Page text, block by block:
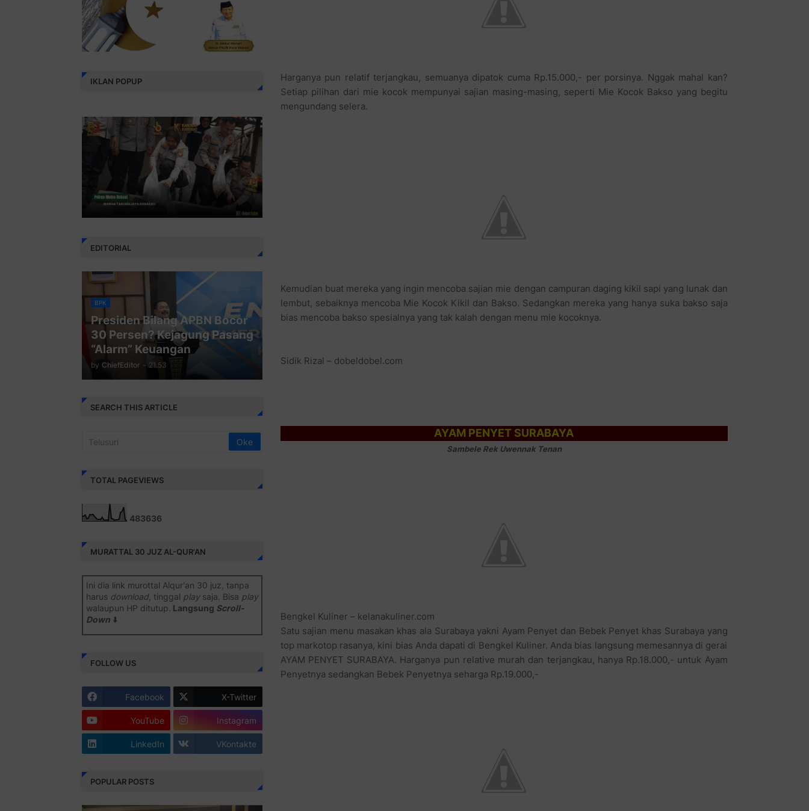
Harganya pun relatif terjangkau, semuanya dipatok cuma Rp.15.000,- per porsinya. Nggak mahal kan?
Setiap pilihan dari mie kocok mempunyai sajian masing-masing, seperti Mie Kocok Bakso yang begitu
mengundang selera.
Kemudian buat mereka yang ingin mencoba sajian mie dengan campuran daging kikil sapi yang lunak dan
lembut, sebaiknya mencoba Mie Kocok Kikil dan Bakso. Sedangkan mereka yang hanya suka bakso saja
bias mencoba bakso spesialnya yang tak kalah dengan menu mie kocoknya.
Sidik Rizal – dobeldobel.com
AYAM PENYET SURABAYA
Sambele Rek Uwennak Tenan
Bengkel Kuliner – kelanakuliner.com
Satu sajian menu masakan khas ala Surabaya yakni Ayam Penyet dan Bebek Penyet khas Surabaya yang
top markotop rasanya, kini bias Anda dapati di Bengkel Kuliner. Anda bias langsung memesannya di gerai
AYAM PENYET SURABAYA. Harganya pun relative murah dan terjangkau, hanya Rp.18.000,- untuk Ayam
Penyetnya sedangkan Bebek Penyetnya seharga Rp.19.000,-
IKLAN POPUP
EDITORIAL
BPK
Presiden Bilang APBN Bocor
30 Persen? Kejagung Pasang
“Alarm” Keuangan
by ChiefEditor - 21.53
SEARCH THIS ARTICLE
TOTAL PAGEVIEWS
483636
MURATTAL 30 JUZ AL-QUR'AN
Ini dia link murottal Alqur'an 30 juz, tanpa
harus download, tinggal playsaja. Bisa play
walaupun HP ditutup. Langsung Scroll-
Down⬇️
Juz 1 ⇨http://j.mp/2b8SiNO
Juz 2 ⇨http://j.mp/2b8RJmQ
Juz 3 ⇨http://j.mp/2bFSrtF
Juz 4 ⇨http://j.mp/2b8SXi3
Juz 5 ⇨http://j.mp/2b8RZm3
Juz 6 ⇨http://j.mp/28MBohs
Juz 7 ⇨http://j.mp/2bFRIZC
FOLLOW US
Facebook X-Twitter
YouTube Instagram
LinkedIn VKontakte
POPULAR POSTS